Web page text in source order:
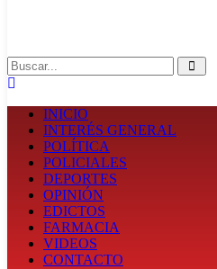
INICIO
INTERÉS GENERAL
POLÍTICA
POLICIALES
DEPORTES
OPINIÓN
EDICTOS
FARMACIA
VIDEOS
CONTACTO